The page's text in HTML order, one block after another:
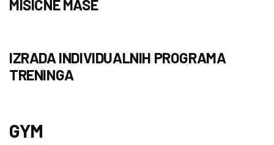
MIŠIĆNE MASE
IZRADA INDIVIDUALNIH PROGRAMA
TRENINGA
GYM